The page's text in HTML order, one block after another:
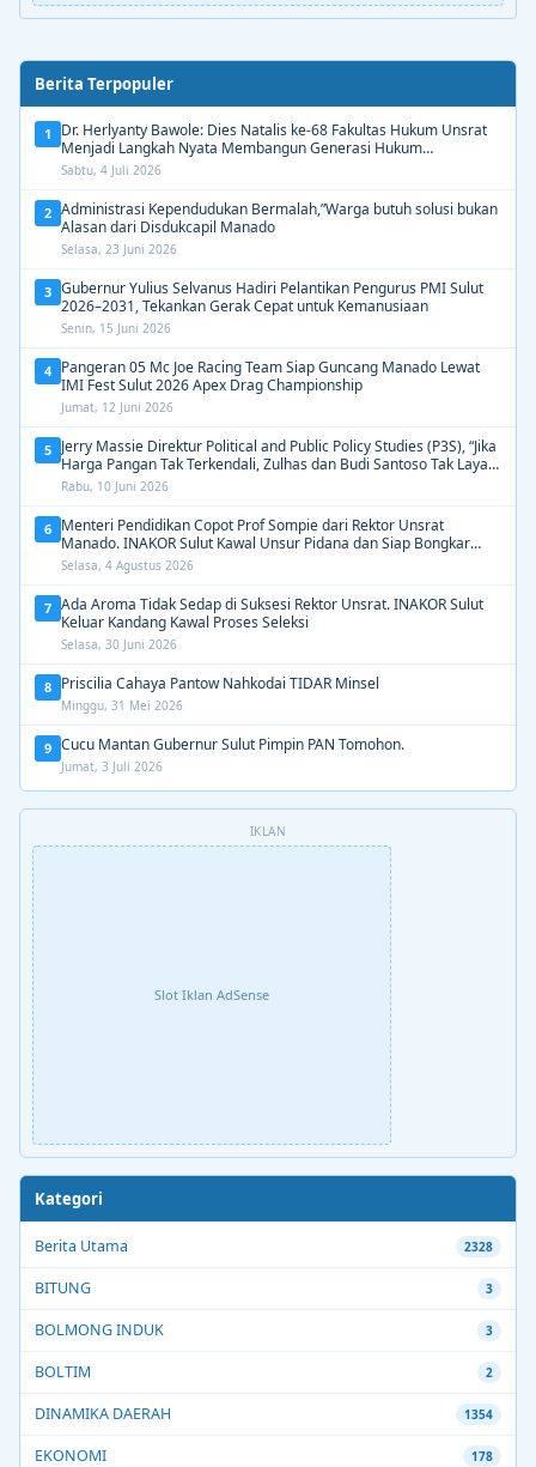
Berita Terpopuler
1
Dr. Herlyanty Bawole: Dies Natalis ke-68 Fakultas Hukum Unsrat
Menjadi Langkah Nyata Membangun Generasi Hukum
Berdampak
Sabtu, 4 Juli 2026
2 Administrasi Kependudukan Bermalah,”Warga butuh solusi bukan
Alasan dari Disdukcapil Manado
Selasa, 23 Juni 2026
3 Gubernur Yulius Selvanus Hadiri Pelantikan Pengurus PMI Sulut
2026–2031, Tekankan Gerak Cepat untuk Kemanusiaan
Senin, 15 Juni 2026
4 Pangeran 05 Mc Joe Racing Team Siap Guncang Manado Lewat
IMI Fest Sulut 2026 Apex Drag Championship
Jumat, 12 Juni 2026
5 Jerry Massie Direktur Political and Public Policy Studies (P3S), “Jika
Harga Pangan Tak Terkendali, Zulhas dan Budi Santoso Tak Layak
Dipertahankan”
Rabu, 10 Juni 2026
6 Menteri Pendidikan Copot Prof Sompie dari Rektor Unsrat
Manado. INAKOR Sulut Kawal Unsur Pidana dan Siap Bongkar
Aroma Busuk di Suksesi Rektor
Selasa, 4 Agustus 2026
7 Ada Aroma Tidak Sedap di Suksesi Rektor Unsrat. INAKOR Sulut
Keluar Kandang Kawal Proses Seleksi
Selasa, 30 Juni 2026
8 Priscilia Cahaya Pantow Nahkodai TIDAR Minsel
Minggu, 31 Mei 2026
9 Cucu Mantan Gubernur Sulut Pimpin PAN Tomohon.
Jumat, 3 Juli 2026
IKLAN
Slot Iklan AdSense
Kategori
Berita Utama 2328
BITUNG 3
BOLMONG INDUK 3
BOLTIM 2
DINAMIKA DAERAH 1354
EKONOMI 178